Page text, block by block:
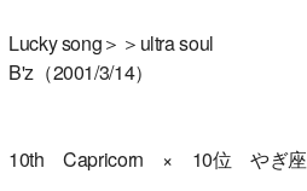
Lucky song＞＞ultra soul
B'z（2001/3/14）
10th Capricorn × 10位 やぎ座